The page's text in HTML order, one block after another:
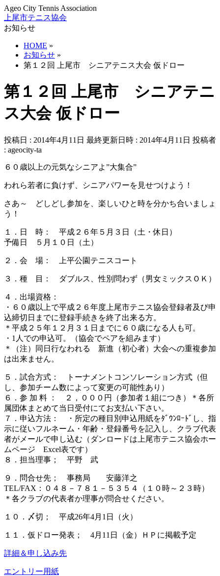
Ageo City Tennis Association
上尾市テニス協会
お知らせ
HOME »
お知らせ »
第１２回 上尾市 シニアテニス大会 仮ドロー
第１２回 上尾市 シニアテニ
ス大会 仮ドロー
投稿日 : 2014年4月11日 最終更新日時 : 2014年4月11日 投稿者
: ageocity-ta
６０歳以上の元気なシニアよ”大集合”
われら若者に負けず、シニアパワーを見せつけよう！
さあ～ どしどし参加を、楽しいひと時を分かち合いましょ
う！
１．日 時： 平成２６年５月３日（土・休日）
予備日 ５月１０日（土）
２．会 場： 上平公園テニスコート
３．種 目： ダブルス、性別問わず（男女ミックスＯＫ）
４．出場資格：
・６０歳以上で平成２６年度上尾市テニス協会登録者及び申
込締切日までに登録手続きを終了出来る方。
＊平成２５年１２月３１日までに６０歳になる人も可。
・1人での申込可。（協会でペアを組みます）
＊（注）同日行なわれる 新進（初心者）大会への重複参加
は出来ません。
５．試合方式： トーナメントコンソレーション方式（但
し、参加チーム数によって変更の可能性あり）
６．参 加 料 ： ２，０００円（参加者１組につき）＊各所
属団体まとめて当日受付にてお支払い下さい。
７．申込方法： ・所定の種目別申込用紙をﾀﾞｳﾝﾛｰﾄﾞし、指
示に従いフルネーム・年齢・登録番号を記入し、クラブ代表
者がメールで申し込む（ダンロードは上尾市テニス協会ホー
ムページ Excel表です）
８．担当理事； 平野 武
９．問合せ先； 事務局 安藤洋之
TEL/FAX：０４８－７８１－５３５４（１０時～２３時）
＊各クラブの代表者か理事が問合せください。
１０．〆切； 平成26年4月1日（火）
１１．仮ドロー発表； 4月11日（金）ＨＰに掲載予定
詳細＆申し込み先
エントリー用紙